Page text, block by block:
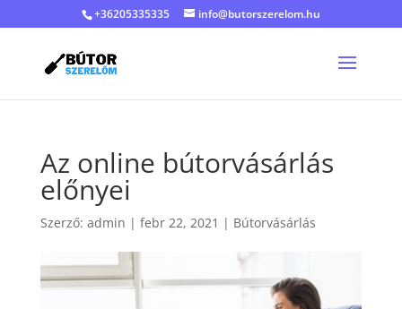
+36205335335 info@butorszerelom.hu
Az online bútorvásárlás
előnyei
Szerző: admin | febr 22, 2021 | Bútorvásárlás